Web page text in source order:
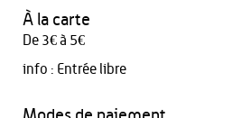
À la carte
De 3€ à 5€
info : Entrée libre